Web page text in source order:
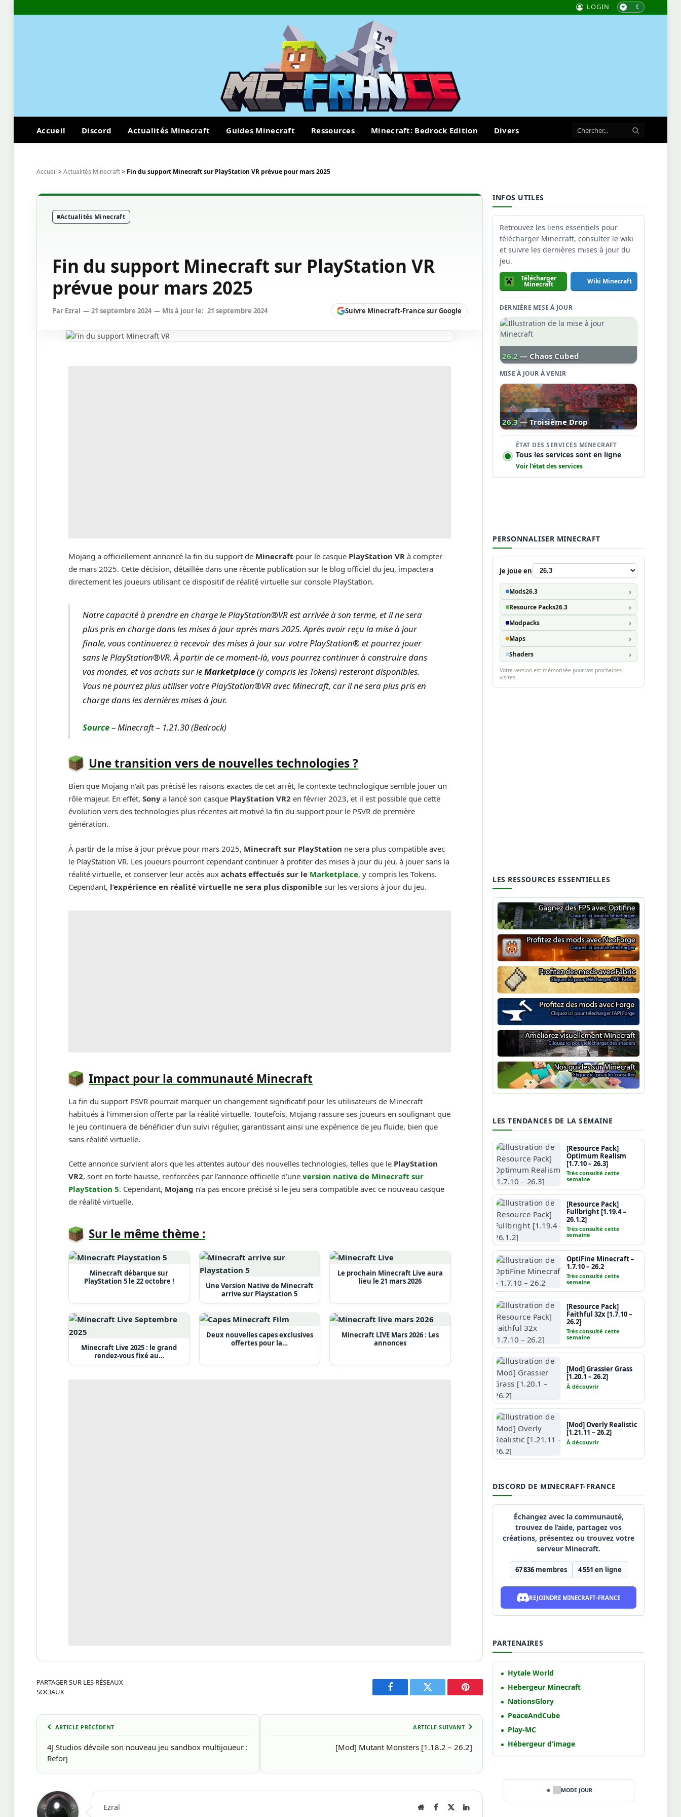
LOGIN
Accueil Discord Actualités Minecraft Guides Minecraft Ressources Minecraft: Bedrock Edition Divers
Accueil >Actualités Minecraft> Fin du support Minecraft sur PlayStation VR prévue pour mars 2025
Actualités Minecraft
Fin du support Minecraft sur PlayStation VR
prévue pour mars 2025
Par Ezral 21 septembre 2024 Mis à jour le: 21 septembre 2024 Suivre Minecraft-France sur Google
Mojang a officiellement annoncé la fin du support de Minecraft pour le casque PlayStation VR à compter
de mars 2025. Cette décision, détaillée dans une récente publication sur le blog officiel du jeu, impactera
directement les joueurs utilisant ce dispositif de réalité virtuelle sur console PlayStation.
Notre capacité à prendre en charge le PlayStation®VR est arrivée à son terme, et il ne sera
plus pris en charge dans les mises à jour après mars 2025. Après avoir reçu la mise à jour
finale, vous continuerez à recevoir des mises à jour sur votre PlayStation® et pourrez jouer
sans le PlayStation®VR. À partir de ce moment-là, vous pourrez continuer à construire dans
vos mondes, et vos achats sur leMarketplace(y compris les Tokens) resteront disponibles.
Vous ne pourrez plus utiliser votre PlayStation®VR avec Minecraft, car il ne sera plus pris en
charge dans les dernières mises à jour.
Source–Minecraft – 1.21.30 (Bedrock)
Une transition vers de nouvelles technologies ?
Bien que Mojang n’ait pas précisé les raisons exactes de cet arrêt, le contexte technologique semble jouer un
rôle majeur. En effet,Sony a lancé son casque PlayStation VR2 en février 2023, et il est possible que cette
évolution vers des technologies plus récentes ait motivé la fin du support pour le PSVR de première
génération.
À partir de la mise à jour prévue pour mars 2025, Minecraft sur PlayStation ne sera plus compatible avec
le PlayStation VR. Les joueurs pourront cependant continuer à profiter des mises à jour du jeu, à jouer sans la
réalité virtuelle, et conserver leur accès auxachats effectués sur le Marketplace, y compris les Tokens.
Cependant, l’expérience en réalité virtuelle ne sera plus disponible sur les versions à jour du jeu.
Impact pour la communauté Minecraft
La fin du support PSVR pourrait marquer un changement significatif pour les utilisateurs de Minecraft
habitués à l’immersion offerte par la réalité virtuelle. Toutefois, Mojang rassure ses joueurs en soulignant que
le jeu continuera de bénéficier d’un suivi régulier, garantissant ainsi une expérience de jeu fluide, bien que
sans réalité virtuelle.
Cette annonce survient alors que les attentes autour des nouvelles technologies, telles que le PlayStation
VR2, sont en forte hausse, renforcées par l’annonce officielle d’uneversion native de Minecraft sur
PlayStation 5. Cependant, Mojang n’a pas encore précisé si le jeu sera compatible avec ce nouveau casque
de réalité virtuelle.
Sur le même thème :
Minecraft débarque sur
PlayStation 5 le 22 octobre !
Une Version Native de Minecraft
arrive sur Playstation 5
Le prochain Minecraft Live aura
lieu le 21 mars 2026
Minecraft Live 2025 : le grand
rendez-vous fixé au…
Deux nouvelles capes exclusives
offertes pour la…
Minecraft LIVE Mars 2026 : Les
annonces
PARTAGER SUR LES RÉSEAUX
SOCIAUX
Facebook Twitter Pinterest
ARTICLE PRÉCÉDENT
4J Studios dévoile son nouveau jeu sandbox multijoueur :
Reforj
ARTICLE SUIVANT
[Mod] Mutant Monsters [1.18.2 – 26.2]
Ezral
Site Facebook LinkedIn
INFOS UTILES
Retrouvez les liens essentiels pour
télécharger Minecraft, consulter le wiki
et suivre les dernières mises à jour du
jeu.
Télécharger
Minecraft Wiki Minecraft
DERNIÈRE MISE À JOUR
26.2 — Chaos Cubed
MISE À JOUR À VENIR
26.3 — Troisième Drop
ÉTAT DES SERVICES MINECRAFT
Tous les services sont en ligne
Voir l’état des services
PERSONNALISER MINECRAFT
Je joue en
Mods26.3
Resource Packs26.3
Modpacks
Maps
Shaders
Votre version est mémorisée pour vos prochaines
visites.
LES RESSOURCES ESSENTIELLES
Optifine
NeoForge
Minecraft Fabric
Minecraft Forge
Shaders Minecraft
Guide Minecraft
LES TENDANCES DE LA SEMAINE
[Resource Pack]
Optimum Realism
[1.7.10 – 26.3]
Très consulté cette
semaine
[Resource Pack]
Fullbright [1.19.4 –
26.1.2]
Très consulté cette
semaine
OptiFine Minecraft –
1.7.10 – 26.2
Très consulté cette
semaine
[Resource Pack]
Faithful 32x [1.7.10 –
26.2]
Très consulté cette
semaine
[Mod] Grassier Grass
[1.20.1 – 26.2]
À découvrir
[Mod] Overly Realistic
[1.21.11 – 26.2]
À découvrir
DISCORD DE MINECRAFT-FRANCE
Échangez avec la communauté,
trouvez de l’aide, partagez vos
créations, présentez ou trouvez votre
serveur Minecraft.
67 836 membres 4 551 en ligne
REJOINDRE MINECRAFT-FRANCE
PARTENAIRES
Hytale World
Hebergeur Minecraft
NationsGlory
PeaceAndCube
Play-MC
Hébergeur d’image
MODE JOUR